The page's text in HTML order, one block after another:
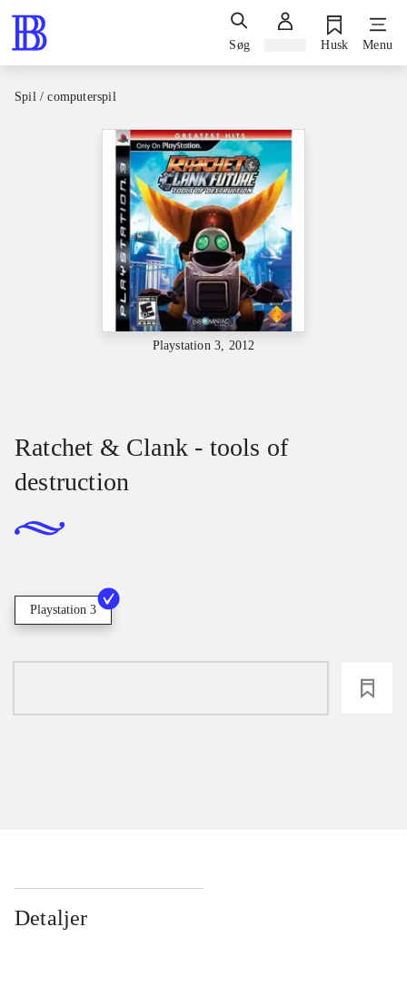
Søg Husk Menu
Spil / computerspil
Playstation 3, 2012
Ratchet & Clank - tools of
destruction
Playstation 3
Detaljer